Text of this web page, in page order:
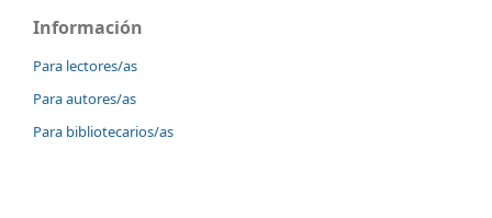
Información
Para lectores/as
Para autores/as
Para bibliotecarios/as